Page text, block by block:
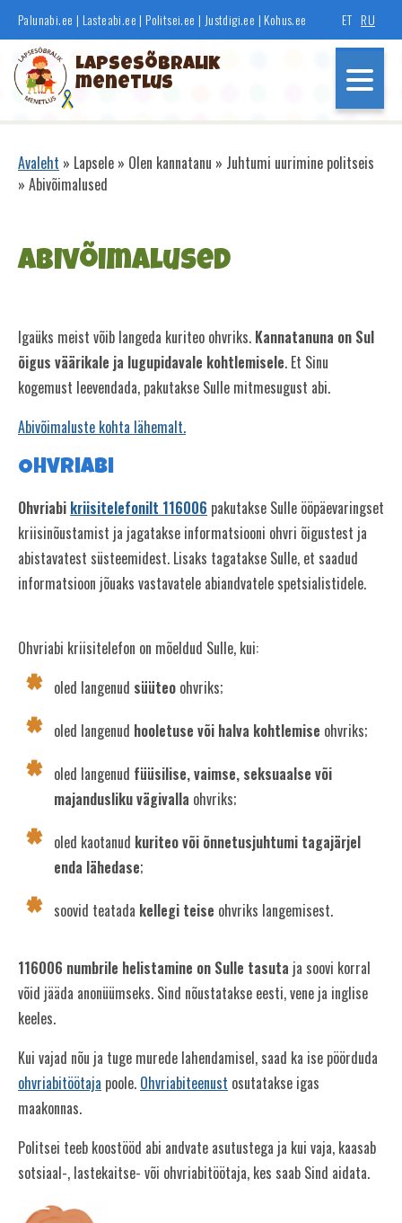
Liigu
edasi
põhisisu
juurde
Palunabi.ee | Lasteabi.ee | Politsei.ee | Justdigi.ee | Kohus.ee ET RU
Lapsesõbralik
menetlus
Olen tunnistaja
Olen õigusrikkuja
Kohus lahendab minu pere muresid
Leivapuru
Avaleht Lapsele Olen kannatanu
Juhtumi uurimine politseis
Abivõimalused
Abivõimalused
Igaüks meist võib langeda kuriteo ohvriks. Kannatanuna on Sul
õigus väärikale ja lugupidavale kohtlemisele. Et Sinu
kogemust leevendada, pakutakse Sulle mitmesugust abi.
Abivõimaluste kohta lähemalt.
Ohvriabi
Ohvriabi kriisitelefonilt 116006 pakutakse Sulle ööpäevaringset
kriisinõustamist ja jagatakse informatsiooni ohvri õigustest ja
abistavatest süsteemidest. Lisaks tagatakse Sulle, et saadud
informatsioon jõuaks vastavatele abiandvatele spetsialistidele.
Ohvriabi kriisitelefon on mõeldud Sulle, kui:
oled langenud süüteo ohvriks;
oled langenud hooletuse või halva kohtlemise ohvriks;
oled langenud füüsilise, vaimse, seksuaalse või
majandusliku vägivalla ohvriks;
oled kaotanud kuriteo või õnnetusjuhtumi tagajärjel
enda lähedase;
soovid teatada kellegi teise ohvriks langemisest.
116006 numbrile helistamine on Sulle tasuta ja soovi korral
võid jääda anonüümseks. Sind nõustatakse eesti, vene ja inglise
keeles.
Kui vajad nõu ja tuge murede lahendamisel, saad ka ise pöörduda
ohvriabitöötaja poole. Ohvriabiteenust osutatakse igas
maakonnas.
Politsei teeb koostööd abi andvate asutustega ja kui vaja, kaasab
sotsiaal-, lastekaitse- või ohvriabitöötaja, kes saab Sind aidata.